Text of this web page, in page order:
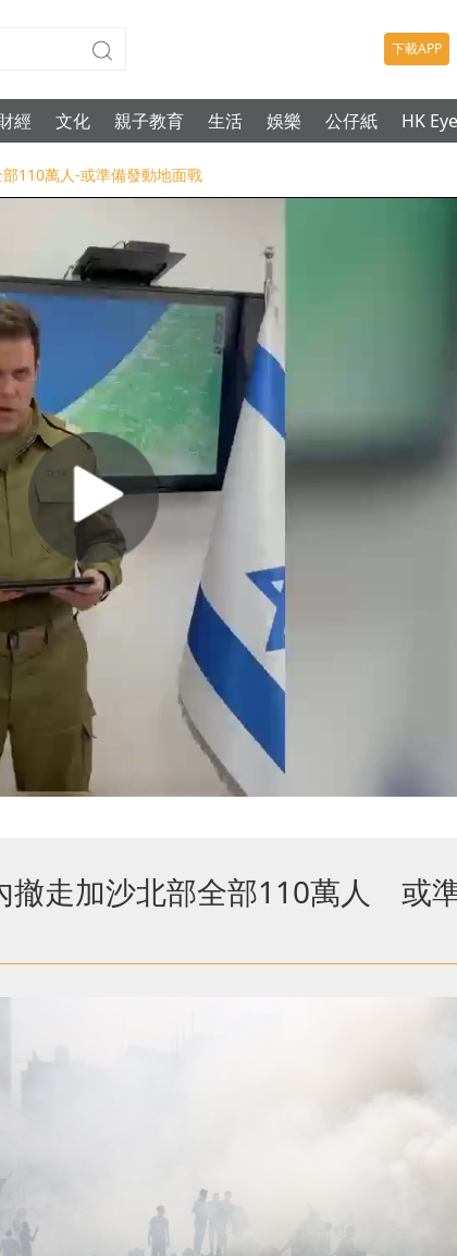
下載APP
經 文化 親子教育 生活 娛樂 公仔紙 HK Eye
110萬人-或準備發動地面戰
撤走加沙北部全部110萬人 或